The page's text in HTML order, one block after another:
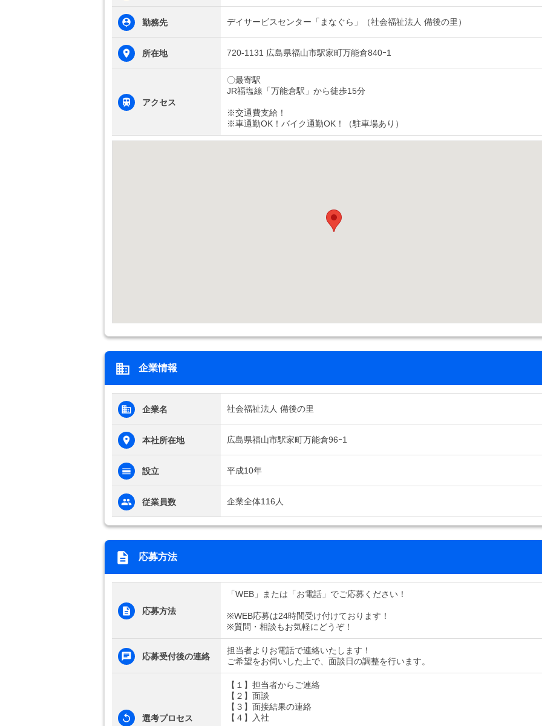
勤務先 デイサービスセンター「まなぐら」（社会福祉法人 備後の里）
所在地 720-1131 広島県福山市駅家町万能倉840ｰ1
アクセス
〇最寄駅
JR福塩線「万能倉駅」から徒歩15分
※交通費支給！
※車通勤OK！バイク通勤OK！（駐車場あり）
企業情報
企業名 社会福祉法人 備後の里
本社所在地 広島県福山市駅家町万能倉96ｰ1
設立 平成10年
従業員数 企業全体116人
応募方法
応募方法
「WEB」または「お電話」でご応募ください！
※WEB応募は24時間受け付けております！
※質問・相談もお気軽にどうぞ！
応募受付後の連絡
担当者よりお電話で連絡いたします！
ご希望をお伺いした上で、面談日の調整を行います。
選考プロセス
【１】担当者からご連絡
【２】面談
【３】面接結果の連絡
【４】入社